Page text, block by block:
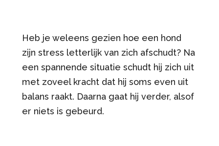
Heb je weleens gezien hoe een hond
zijn stress letterlijk van zich afschudt? Na
een spannende situatie schudt hij zich uit
met zoveel kracht dat hij soms even uit
balans raakt. Daarna gaat hij verder, alsof
er niets is gebeurd.